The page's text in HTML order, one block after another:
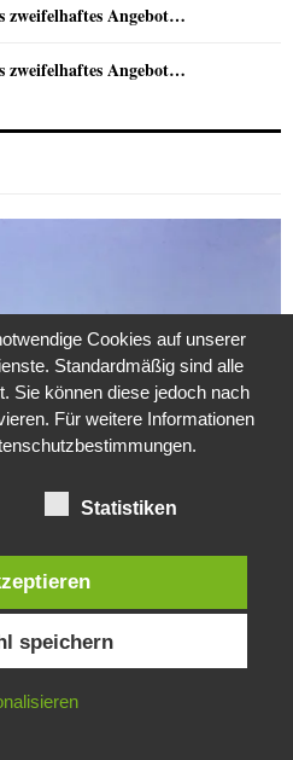
zweifelhaftes Angebot…
zweifelhaftes Angebot…
Durch die weitere Nutzung dieser
von Cookies zu.
Cookies auf unserer
Standardmäßig sind alle
Sie können diese jedoch nach
Für weitere Informationen
Statistiken
speichern